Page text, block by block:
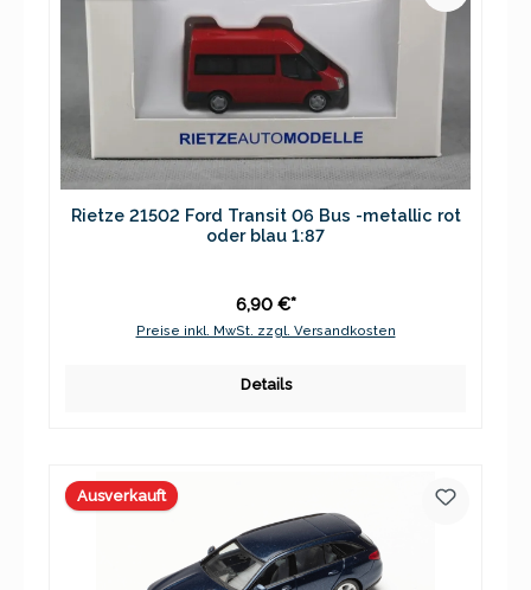
Rietze 21502 Ford Transit 06 Bus -metallic rot
oder blau 1:87
6,90 €*
Preise inkl. MwSt. zzgl. Versandkosten
Details
Ausverkauft